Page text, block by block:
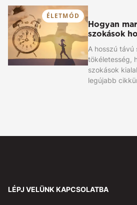
ÉLETMÓD
Hogyan
szokások
A hosszú távú
tökéletesség,
szokások
legújabb
LÉPJ VELÜNK KAPCSOLATBA